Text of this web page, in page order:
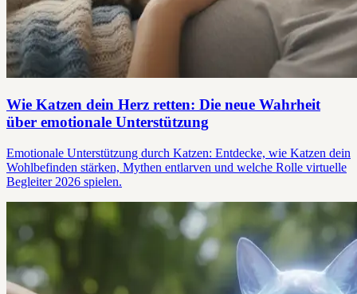
Wie Katzen dein Herz retten: Die neue Wahrheit
über emotionale Unterstützung
Emotionale Unterstützung durch Katzen: Entdecke, wie Katzen dein
Wohlbefinden stärken, Mythen entlarven und welche Rolle virtuelle
Begleiter 2026 spielen.